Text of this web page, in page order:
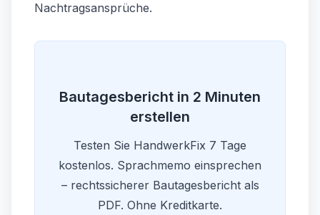
Nachtragsansprüche.
Bautagesbericht in 2 Minuten
erstellen
Testen Sie HandwerkFix 7 Tage
kostenlos. Sprachmemo einsprechen
– rechtssicherer Bautagesbericht als
PDF. Ohne Kreditkarte.